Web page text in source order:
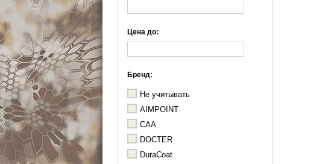
Цена до:
Бренд:
Не учитывать
AIMPOINT
CAA
DOCTER
DuraCoat